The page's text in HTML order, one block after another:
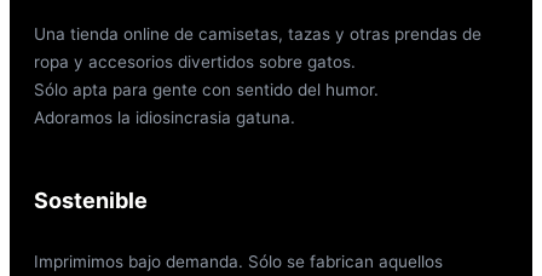
Una tienda online de camisetas, tazas y otras prendas de
ropa y accesorios divertidos sobre gatos.
Sólo apta para gente con sentido del humor.
Adoramos la idiosincrasia gatuna.
Sostenible
Imprimimos bajo demanda. Sólo se fabrican aquellos